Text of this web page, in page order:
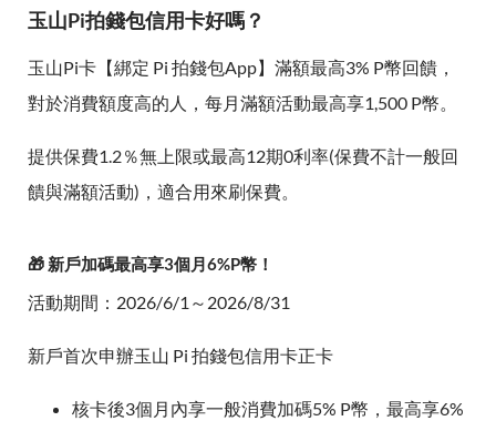
玉山Pi拍錢包信用卡好嗎？
玉山Pi卡【綁定 Pi 拍錢包App】滿額最高3% P幣回饋，
對於消費額度高的人，每月滿額活動最高享1,500 P幣。
提供保費1.2％無上限或最高12期0利率(保費不計一般回
饋與滿額活動)，適合用來刷保費。
🎁 新戶加碼最高享3個月6%P幣！
活動期間：2026/6/1～2026/8/31
新戶首次申辦玉山 Pi 拍錢包信用卡正卡
核卡後3個月內享一般消費加碼5% P幣，最高享6%